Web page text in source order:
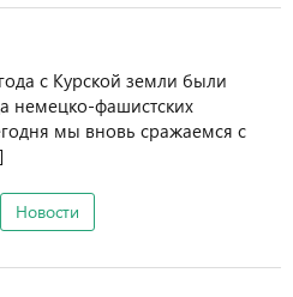
с Курской земли были
немецко-фашистских
мы вновь сражаемся с
Новости